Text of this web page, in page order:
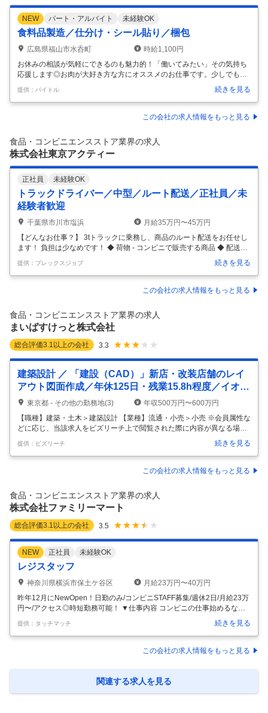
NEW パート・アルバイト 未経験OK
食料品製造／仕分け・シール貼り／梱包
広島県福山市水呑町
時給1,100円
お休みの相談が気軽にできるのも魅力的！「働いてみたい」その気持ち
応援します◎お肉が大好き方な方にオススメのお仕事です。少しでも気
になりましたら、お気軽にお問合せ下さい。 【職種】 [ア・パ]食品・飲
料系製造、仕分け・シール貼り、梱包 【歓迎する方】 未経験・初心者歓
迎、経験者優遇、主婦(ママ)・主夫歓迎、フリーター歓迎、学歴(中卒・
高卒)不問、ブランク有OK、副業・WワークOK、ミドル(40代～)活躍
タッフのお仕事をお任せします ＼ 万全の感染対策で安心！／ 【具体的
には…】 ■お肉のスライス加工 ■パック詰め ■値札シー
提供：バイトル 続きを見る
この会社の求人情報をもっと見る
食品・コンビニエンスストア業界の求人
株式会社東京アクティー
正社員 未経験OK
トラックドライバー／中型／ルート配送／正社員／未
経験者歓迎
千葉県市川市塩浜
月給35万円〜45万円
【どんなお仕事？】 3tトラックに乗務し、商品のルート配送をお任せし
ます！ 負担は少なめです！ ◆ 荷物 - コンビニで販売する商品 ◆ 配送先
- 千葉県・東京都内のコンビニ店舗 ◆ 配送件数 - 1日約15店舗 ◆ 車種・
サイズ - 準中型 - 3tトラックに乗務いただきます。 ◆ 詳細 - 市川営業所
での募集です。 - 食品を取り扱う物流センターにて、ルート配送を担当
いただきます。 - 当社で活躍しているドライバーの多数が未経験スター
ループ企業です。 - グループで19都府県50拠点以上あり、安定した経営
基盤で長く働けま…
提供：プレックスジョブ 続きを見る
この会社の求人情報をもっと見る
食品・コンビニエンスストア業界の求人
まいばすけっと株式会社
総合評価3.1 以上の会社 3.3
建築設計 ／ 「建設（CAD）」新店・改装店舗のレイ
アウト図面作成／年休125日・残業15.8h程度／イオン
Gで安定基盤
東京都 - その他の勤務地(3)
年収500万円〜600万円
【職種】建築・土木＞建築設計 【業種】流通・小売＞小売 ※会員属性な
どに応じ、当該求人をビズリーチ上で閲覧された際に内容が異なる場合
があります ■店舗数を毎年100店舗近く新規出店を増やしており業績拡
大中。安定の大手グループ ■月8～10日の休日に加え、入社初年度から
毎年20日間の長期休暇付与/平均残業時間15.8時間（2024年実績）と働
きやすさ◎ 【仕事の内容】 CADを使用できる方を至急募集しておりま
だきます。 お店を創り、街を活性化、人に・社会に貢献し、未来を創造
するお仕事です。 ■業務内容： レイアウト図（平面）やサイ
提供：ビズリーチ 続きを見る
この会社の求人情報をもっと見る
食品・コンビニエンスストア業界の求人
株式会社ファミリーマート
総合評価3.1 以上の会社 3.5
NEW 正社員 未経験OK
レジスタッフ
神奈川県横浜市保土ケ谷区
月給23万円〜40万円
昨年12月にNewOpen！日勤のみ/コンビニSTAFF募集/週休2日/月給23万
円〜/アクセス◎時短勤務可能！ ▼仕事内容 コンビニの仕事始めるなら
「ファミリーマート保土ヶ谷駅西口店」へ！ 「コンビニの仕事は忙しそ
う」 「覚えることが多そう」 そんなイメージをお持ちの方も、ぜひ一度
お話を聞いてみてください。 日勤のみの勤務で、プライベート時間もし
っかり確保◎ 残業なしで帰れる環境を整えています！ パートをご希望の
きます◎ 詳細は面接時にお話ししましょう！ ◆当店で働く魅力 ① オー
プン間もないキレイな店舗 新規オープンしたば…
提供：タッチマッチ 続きを見る
この会社の求人情報をもっと見る
関連する求人を見る